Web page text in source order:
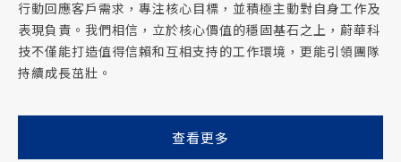
行動回應客戶需求，專注核心目標，並積極主動對自身工作及
表現負責。我們相信，立於核心價值的穩固基石之上，蔚華科
技不僅能打造值得信賴和互相支持的工作環境，更能引領團隊
持續成長茁壯。
查看更多